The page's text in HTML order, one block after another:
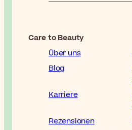
Care to Beauty
Über uns
Blog
Karriere
Rezensionen